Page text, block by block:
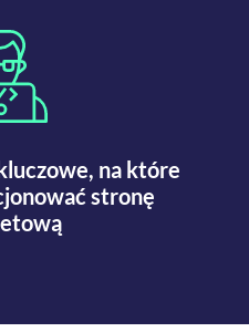
na które
stronę